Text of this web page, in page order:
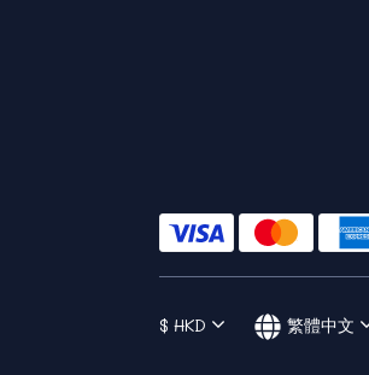
$ HKD 繁體中文